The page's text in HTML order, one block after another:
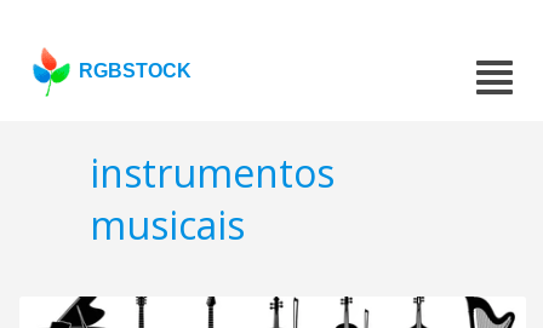
RGBSTOCK
instrumentos
musicais